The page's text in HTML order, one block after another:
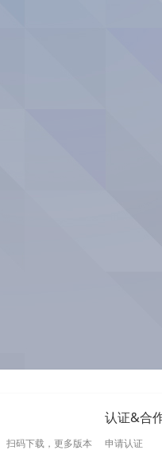
扫码下载，更多版本
认证&合
申请认证